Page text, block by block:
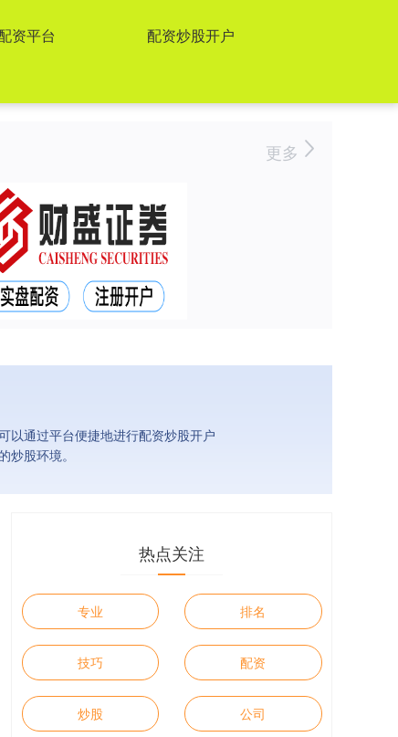
资平台 配资炒股开户
更多
以通过平台便捷地进行配资炒股开户
股环境。
热点关注
专业 排名
技巧 配资
炒股 公司